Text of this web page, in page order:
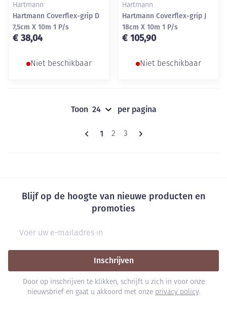
Hartmann
Hartmann Coverflex-grip D
7,5cm X 10m 1 P/s
€ 38,04
Niet beschikbaar
Hartmann
Hartmann Coverflex-grip J
18cm X 10m 1 P/s
€ 105,90
Niet beschikbaar
Pagina's
U lees momenteel pagina
1 Pagina
2 Pagina
3
Toon per pagina
Blijf op de hoogte van nieuwe producten en
promoties
Inschrijven
Door op inschrijven te klikken, schrijft u zich in voor onze
nieuwsbrief en gaat u akkoord met onze privacy policy.